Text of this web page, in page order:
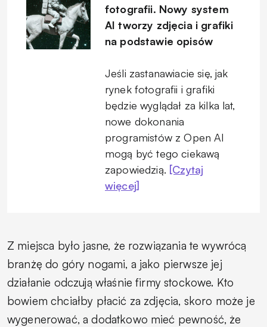
fotografii. Nowy system
AI tworzy zdjęcia i grafiki
na podstawie opisów
Jeśli zastanawiacie się, jak
rynek fotografii i grafiki
będzie wyglądał za kilka lat,
nowe dokonania
programistów z Open AI
mogą być tego ciekawą
zapowiedzią. [Czytaj
więcej]
Z miejsca było jasne, że rozwiązania te wywrócą
branżę do góry nogami, a jako pierwsze jej
działanie odczują właśnie firmy stockowe. Kto
bowiem chciałby płacić za zdjęcia, skoro może je
wygenerować, a dodatkowo mieć pewność, że